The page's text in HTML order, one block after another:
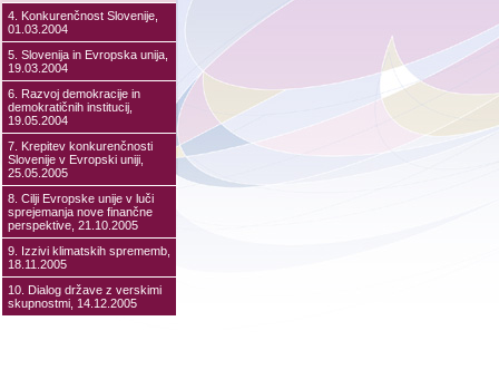
4. Konkurenčnost Slovenije,
01.03.2004
5. Slovenija in Evropska unija,
19.03.2004
6. Razvoj demokracije in
demokratičnih institucij,
19.05.2004
7. Krepitev konkurenčnosti
Slovenije v Evropski uniji,
25.05.2005
8. Cilji Evropske unije v luči
sprejemanja nove finančne
perspektive, 21.10.2005
9. Izzivi klimatskih sprememb,
18.11.2005
10. Dialog države z verskimi
skupnostmi, 14.12.2005